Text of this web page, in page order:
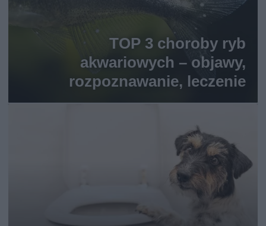
TOP 3 choroby ryb
akwariowych – objawy,
rozpoznawanie, leczenie